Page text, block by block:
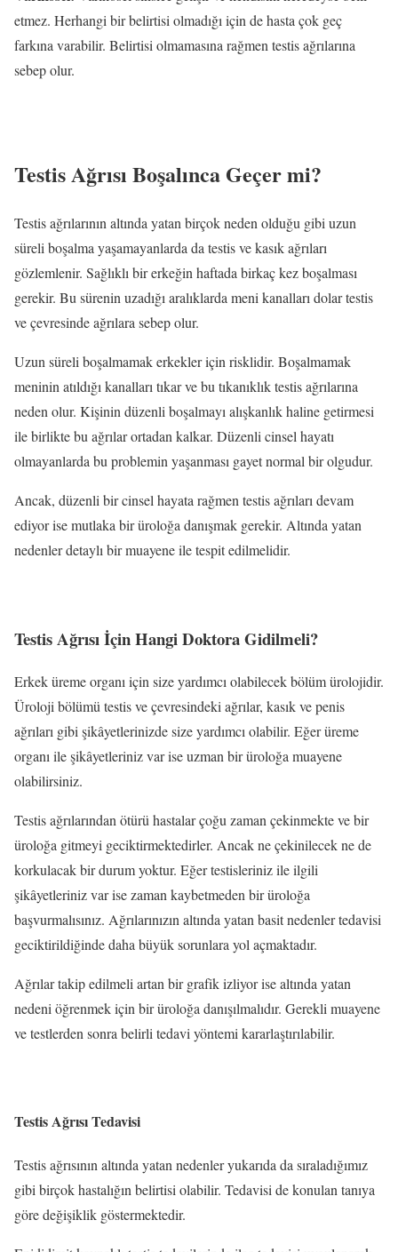
etmez. Herhangi bir belirtisi olmadığı için de hasta çok geç
farkına varabilir. Belirtisi olmamasına rağmen testis ağrılarına
sebep olur.
Testis Ağrısı Boşalınca Geçer mi?
Testis ağrılarının altında yatan birçok neden olduğu gibi uzun
süreli boşalma yaşamayanlarda da testis ve kasık ağrıları
gözlemlenir. Sağlıklı bir erkeğin haftada birkaç kez boşalması
gerekir. Bu sürenin uzadığı aralıklarda meni kanalları dolar testis
ve çevresinde ağrılara sebep olur.
Uzun süreli boşalmamak erkekler için risklidir. Boşalmamak
meninin atıldığı kanalları tıkar ve bu tıkanıklık testis ağrılarına
neden olur. Kişinin düzenli boşalmayı alışkanlık haline getirmesi
ile birlikte bu ağrılar ortadan kalkar. Düzenli cinsel hayatı
olmayanlarda bu problemin yaşanması gayet normal bir olgudur.
Ancak, düzenli bir cinsel hayata rağmen testis ağrıları devam
ediyor ise mutlaka bir üroloğa danışmak gerekir. Altında yatan
nedenler detaylı bir muayene ile tespit edilmelidir.
Testis Ağrısı İçin Hangi Doktora Gidilmeli?
Erkek üreme organı için size yardımcı olabilecek bölüm ürolojidir.
Üroloji bölümü testis ve çevresindeki ağrılar, kasık ve penis
ağrıları gibi şikâyetlerinizde size yardımcı olabilir. Eğer üreme
organı ile şikâyetleriniz var ise uzman bir üroloğa muayene
olabilirsiniz.
Testis ağrılarından ötürü hastalar çoğu zaman çekinmekte ve bir
üroloğa gitmeyi geciktirmektedirler. Ancak ne çekinilecek ne de
korkulacak bir durum yoktur. Eğer testisleriniz ile ilgili
şikâyetleriniz var ise zaman kaybetmeden bir üroloğa
başvurmalısınız. Ağrılarınızın altında yatan basit nedenler tedavisi
geciktirildiğinde daha büyük sorunlara yol açmaktadır.
Ağrılar takip edilmeli artan bir grafik izliyor ise altında yatan
nedeni öğrenmek için bir üroloğa danışılmalıdır. Gerekli muayene
ve testlerden sonra belirli tedavi yöntemi kararlaştırılabilir.
Testis Ağrısı Tedavisi
Testis ağrısının altında yatan nedenler yukarıda da sıraladığımız
gibi birçok hastalığın belirtisi olabilir. Tedavisi de konulan tanıya
göre değişiklik göstermektedir.